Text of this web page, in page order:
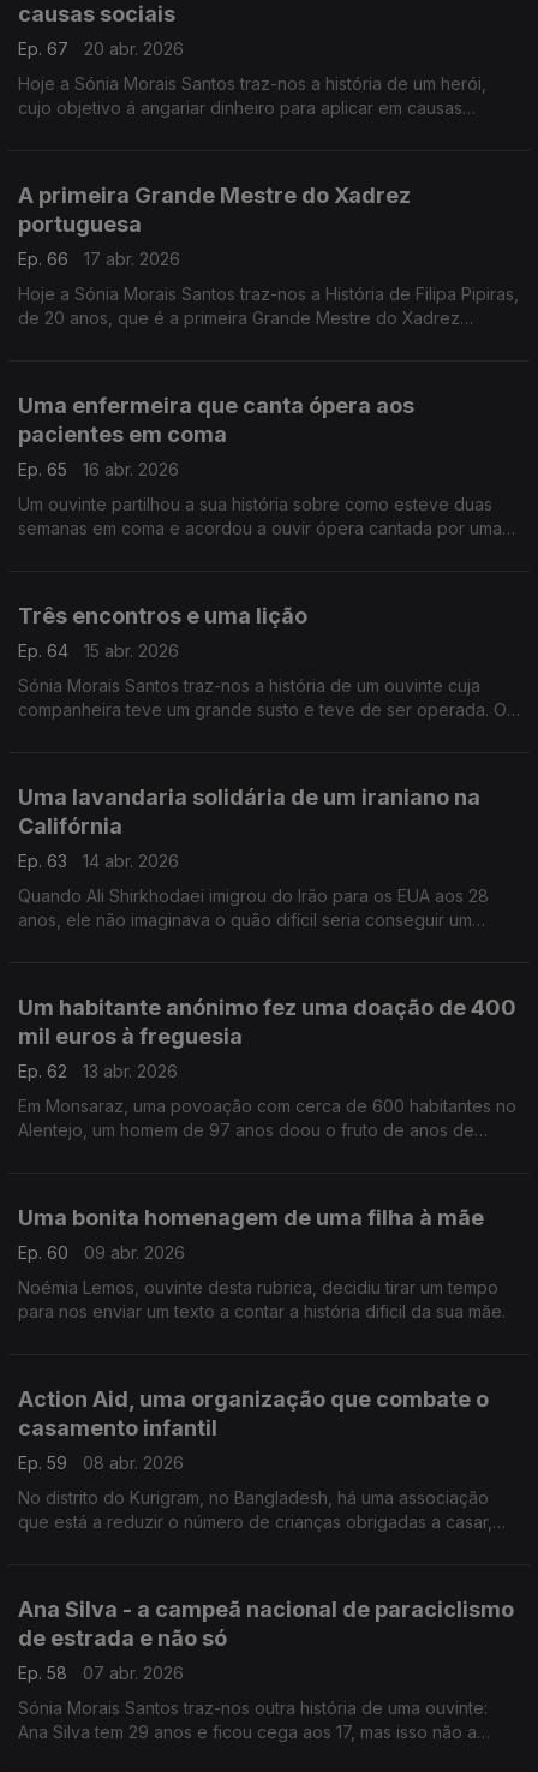
causas sociais
Ep. 67
20 abr. 2026
Hoje a Sónia Morais Santos traz-nos a história de um herói,
cujo objetivo á angariar dinheiro para aplicar em causas
A primeira Grande Mestre do Xadrez
portuguesa
Ep. 66
17 abr. 2026
Hoje a Sónia Morais Santos traz-nos a História de Filipa Pipiras,
de 20 anos, que é a primeira Grande Mestre do Xadrez
Uma enfermeira que canta ópera aos
pacientes em coma
Ep. 65
16 abr. 2026
Um ouvinte partilhou a sua história sobre como esteve duas
semanas em coma e acordou a ouvir ópera cantada por uma
Três encontros e uma lição
Ep. 64
15 abr. 2026
Sónia Morais Santos traz-nos a história de um ouvinte cuja
companheira teve um grande susto e teve de ser operada. O
Uma lavandaria solidária de um iraniano na
Califórnia
Ep. 63
14 abr. 2026
Quando Ali Shirkhodaei imigrou do Irão para os EUA aos 28
anos, ele não imaginava o quão difícil seria conseguir um
Um habitante anónimo fez uma doação de 400
mil euros à freguesia
Ep. 62
13 abr. 2026
Em Monsaraz, uma povoação com cerca de 600 habitantes no
Alentejo, um homem de 97 anos doou o fruto de anos de
Uma bonita homenagem de uma filha à mãe
Ep. 60
09 abr. 2026
Noémia Lemos, ouvinte desta rubrica, decidiu tirar um tempo
para nos enviar um texto a contar a história dificil da sua mãe.
Action Aid, uma organização que combate o
casamento infantil
Ep. 59
08 abr. 2026
No distrito do Kurigram, no Bangladesh, há uma associação
que está a reduzir o número de crianças obrigadas a casar,
Ana Silva - a campeã nacional de paraciclismo
de estrada e não só
Ep. 58
07 abr. 2026
Sónia Morais Santos traz-nos outra história de uma ouvinte:
Ana Silva tem 29 anos e ficou cega aos 17, mas isso não a